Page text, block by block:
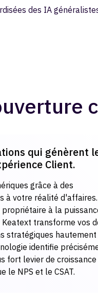
des IA
qui génèrent
Client.
grâce à des
à votre réalité
à la
transforme vos
stratégiques hautement
identifie
fort levier de
le NPS et le CSAT.